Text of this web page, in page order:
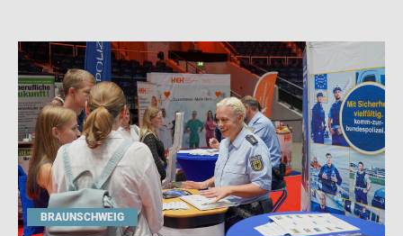
BRAUNSCHWEIG